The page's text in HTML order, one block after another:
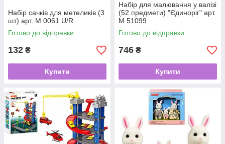
Набір сачків для метеликів (3
шт) арт. M 0061 U/R
Готово до відправки
132 ₴
Купити
Набір для малювання у валізі
(52 предмети) "Єдиноріг" арт.
M 51099
Готово до відправки
746 ₴
Купити